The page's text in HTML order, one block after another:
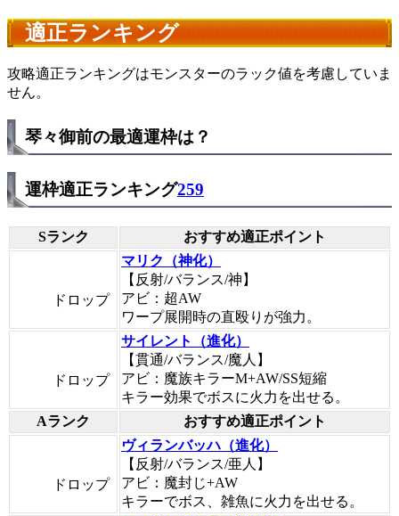
適正ランキング
攻略適正ランキングはモンスターのラック値を考慮していま
せん。
琴々御前の最適運枠は？
運枠適正ランキング259
Sランク おすすめ適正ポイント
ドロップ
マリク（神化）
【反射/バランス/神】
アビ：超AW
ワープ展開時の直殴りが強力。
ドロップ
サイレント（進化）
【貫通/バランス/魔人】
アビ：魔族キラーM+AW/SS短縮
キラー効果でボスに火力を出せる。
Aランク
おすすめ適正ポイント
ドロップ
ヴィランバッハ（進化）
【反射/バランス/亜人】
アビ：魔封じ+AW
キラーでボス、雑魚に火力を出せる。